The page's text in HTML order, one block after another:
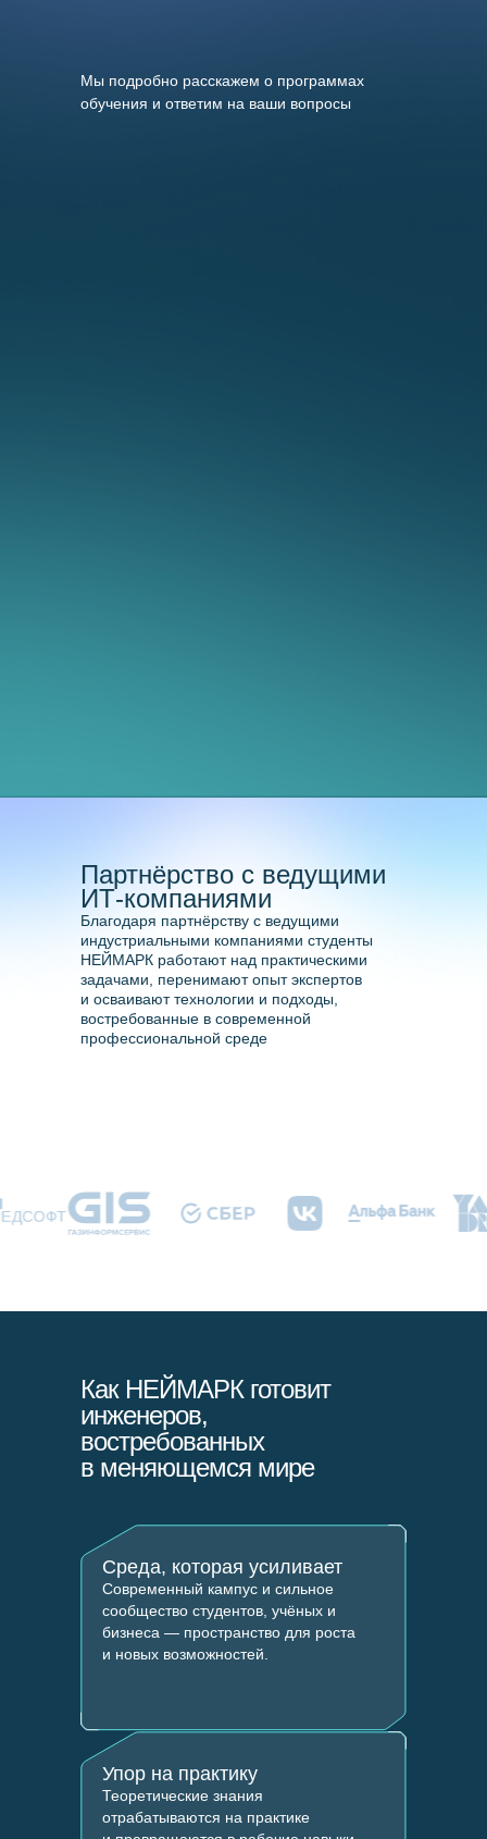
Мы подробно расскажем о программах
обучения и ответим на ваши вопросы
Партнёрство с ведущими
ИТ-компаниями
Благодаря партнёрству с ведущими
индустриальными компаниями студенты
НЕЙМАРК работают над практическими
задачами, перенимают опыт экспертов
и осваивают технологии и подходы,
востребованные в современной
профессиональной среде
Среда, которая усиливает
Современный кампус и сильное
сообщество студентов, учёных и
бизнеса — пространство для роста
и новых возможностей.
Упор на практику
Теоретические знания
отрабатываются на практике
Как НЕЙМАРК готовит
инженеров,
востребованных
в меняющемся мире
Об ИТ-кампусе
Студенческая жизнь